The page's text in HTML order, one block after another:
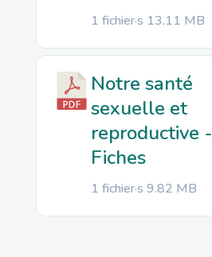
1 fichier·s 13.11 MB
Notre santé
sexuelle et
reproductive -
Fiches
1 fichier·s 9.82 MB